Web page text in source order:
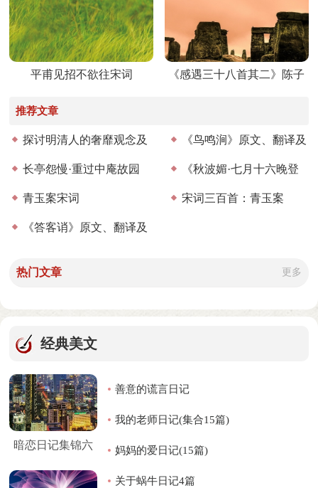
平甫见招不欲往宋词 《感遇三十八首其二》陈子
推荐文章
探讨明清人的奢靡观念及
其演变
《鸟鸣涧》原文、翻译及
赏析
长亭怨慢·重过中庵故园
宋词
《秋波媚·七月十六晚登
高兴亭望长安南山》原文、
青玉案宋词 宋词三百首：青玉案
《答客诮》原文、翻译及
热门文章
更多
经典美文
暗恋日记集锦六
善意的谎言日记
我的老师日记(集合15篇)
妈妈的爱日记(15篇)
关于蜗牛日记4篇